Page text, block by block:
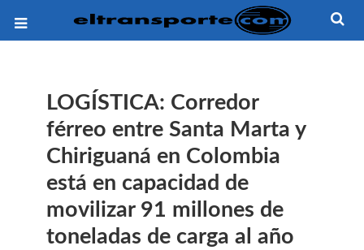
LOGÍSTICA: Corredor
férreo entre Santa Marta y
Chiriguaná en Colombia
está en capacidad de
movilizar 91 millones de
toneladas de carga al año